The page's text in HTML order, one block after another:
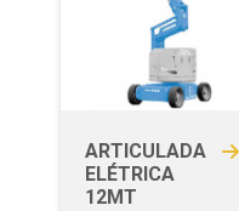
ARTICULADA
ELÉTRICA
12MT